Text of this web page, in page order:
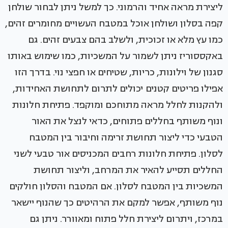
ליצירת מראה אחיד והרמוני. כך למשל ניתן לבחור שולחן
קפה בסלון ושולחן אוכל במטבח העשויים מחומרים זהים,
כמו עץ מלא או זכוכית, ולשלב בהם צבעים זהים. גם
באקססוריז ניתן לשמור על המשכיות, כמו שימוש באותו
סגנון של וילונות, כריות, שטיחים או חפצי נוי. בדרך הזו
אפילו פריטים קטנים יכולים לתרום לתחושת האחידות,
ולהקנות לחלל מראה מתוחכם ומוקפד. פתיחת חלונות
ונוף משותף בחללים פתוחים, כדאי לנצל את האור
הטבעי כדי ליצור תחושת זרימה וחיבור בין המטבח
לסלון. פתיחת חלונות רחבים המכניסים אור טבעי לשני
החללים תסייע להאיר את המרחב, וליצור תחושת
המשכיות בין המטבח לסלון. אם המטבח והסלון חולקים
נוף משותף, אפשר למקם את הרהיטים כך שהנוף יישאר
במרכז, ויתרום ליצירת חלל פתוח ומאוורר. ניתן גם